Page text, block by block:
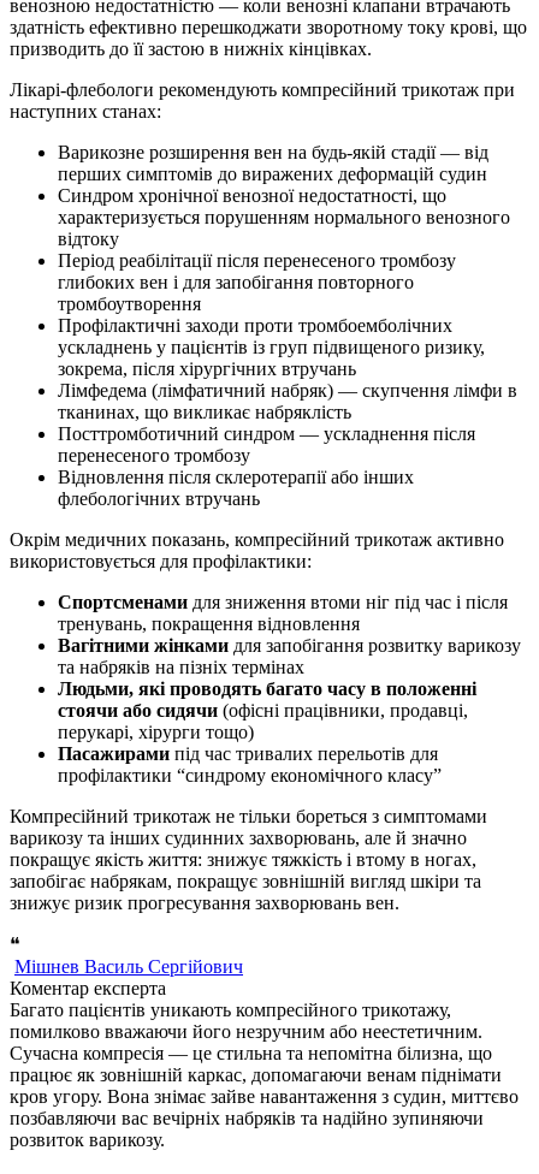
венозною недостатністю — коли венозні клапани втрачають
здатність ефективно перешкоджати зворотному току крові, що
призводить до її застою в нижніх кінцівках.
Лікарі-флебологи рекомендують компресійний трикотаж при
наступних станах:
Варикозне розширення вен на будь-якій стадії — від
перших симптомів до виражених деформацій судин
Синдром хронічної венозної недостатності, що
характеризується порушенням нормального венозного
відтоку
Період реабілітації після перенесеного тромбозу
глибоких вен і для запобігання повторного
тромбоутворення
Профілактичні заходи проти тромбоемболічних
ускладнень у пацієнтів із груп підвищеного ризику,
зокрема, після хірургічних втручань
Лімфедема (лімфатичний набряк) — скупчення лімфи в
тканинах, що викликає набряклість
Посттромботичний синдром — ускладнення після
перенесеного тромбозу
Відновлення після склеротерапії або інших
флебологічних втручань
Окрім медичних показань, компресійний трикотаж активно
використовується для профілактики:
Спортсменами для зниження втоми ніг під час і після
тренувань, покращення відновлення
Вагітними жінками для запобігання розвитку варикозу
та набряків на пізніх термінах
Людьми, які проводять багато часу в положенні
стоячи або сидячи (офісні працівники, продавці,
перукарі, хірурги тощо)
Пасажирами під час тривалих перельотів для
профілактики “синдрому економічного класу”
Компресійний трикотаж не тільки бореться з симптомами
варикозу та інших судинних захворювань, але й значно
покращує якість життя: знижує тяжкість і втому в ногах,
запобігає набрякам, покращує зовнішній вигляд шкіри та
знижує ризик прогресування захворювань вен.
❝
Мішнев Василь Сергійович
Коментар експерта
Багато пацієнтів уникають компресійного трикотажу,
помилково вважаючи його незручним або неестетичним.
Сучасна компресія — це стильна та непомітна білизна, що
працює як зовнішній каркас, допомагаючи венам піднімати
кров угору. Вона знімає зайве навантаження з судин, миттєво
позбавляючи вас вечірніх набряків та надійно зупиняючи
розвиток варикозу.